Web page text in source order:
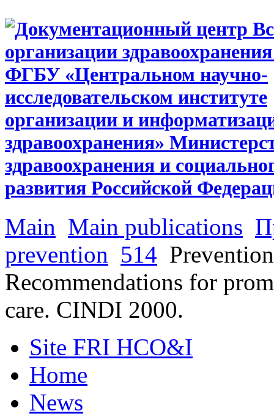
Main Main publications
prevention 514
Recommendations for
care. CINDI 2000.
Site FRI HCO&I
Home
News